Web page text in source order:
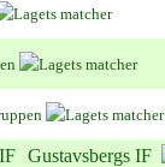
Gustavsbergs IF